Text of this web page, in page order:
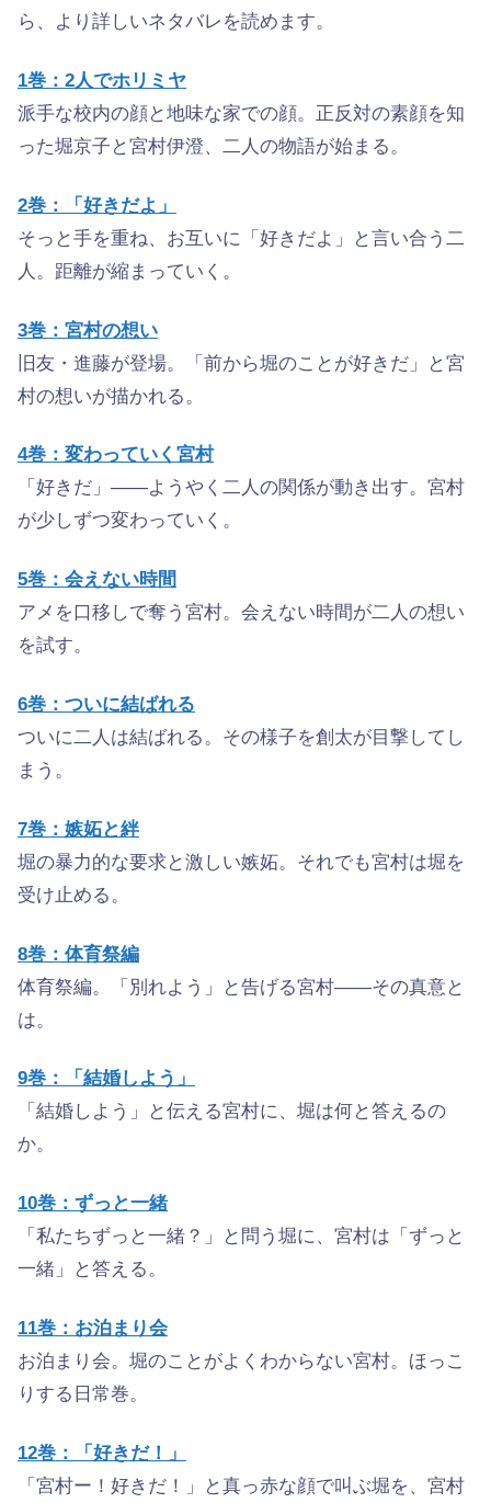
ら、より詳しいネタバレを読めます。
1巻：2人でホリミヤ
派手な校内の顔と地味な家での顔。正反対の素顔を知
った堀京子と宮村伊澄、二人の物語が始まる。
2巻：「好きだよ」
そっと手を重ね、お互いに「好きだよ」と言い合う二
人。距離が縮まっていく。
3巻：宮村の想い
旧友・進藤が登場。「前から堀のことが好きだ」と宮
村の想いが描かれる。
4巻：変わっていく宮村
「好きだ」——ようやく二人の関係が動き出す。宮村
が少しずつ変わっていく。
5巻：会えない時間
アメを口移しで奪う宮村。会えない時間が二人の想い
を試す。
6巻：ついに結ばれる
ついに二人は結ばれる。その様子を創太が目撃してし
まう。
7巻：嫉妬と絆
堀の暴力的な要求と激しい嫉妬。それでも宮村は堀を
受け止める。
8巻：体育祭編
体育祭編。「別れよう」と告げる宮村——その真意と
は。
9巻：「結婚しよう」
「結婚しよう」と伝える宮村に、堀は何と答えるの
か。
10巻：ずっと一緒
「私たちずっと一緒？」と問う堀に、宮村は「ずっと
一緒」と答える。
11巻：お泊まり会
お泊まり会。堀のことがよくわからない宮村。ほっこ
りする日常巻。
12巻：「好きだ！」
「宮村ー！好きだ！」と真っ赤な顔で叫ぶ堀を、宮村